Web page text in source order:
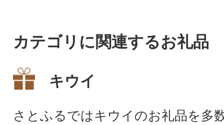
カテゴリに関連するお礼品
キウイ
さとふるではキウイのお礼品を多